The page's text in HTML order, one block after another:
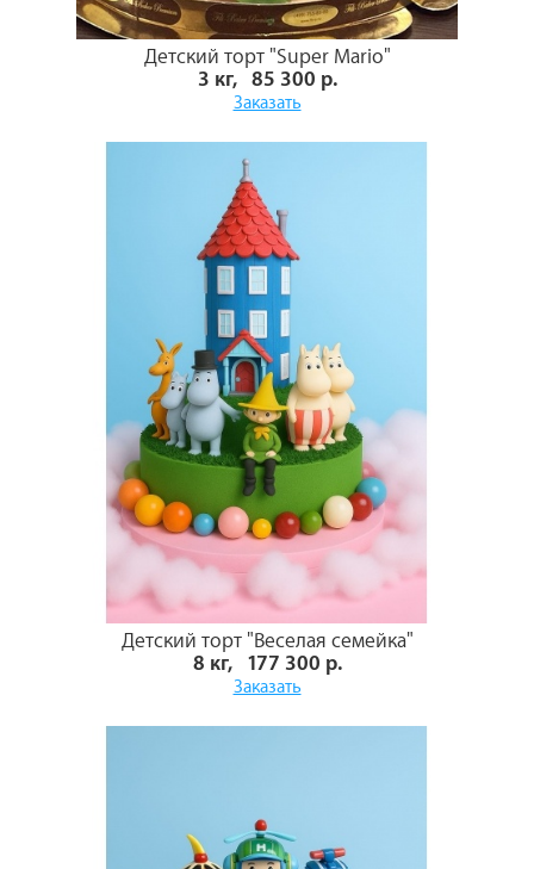
Детский торт "Super Mario"
3 кг, 85 300 р.
Заказать
Детский торт "Веселая семейка"
8 кг, 177 300 р.
Заказать